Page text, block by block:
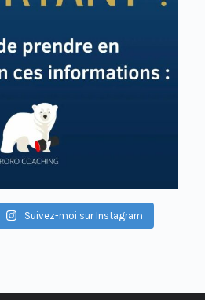
Suivez-moi sur Instagram